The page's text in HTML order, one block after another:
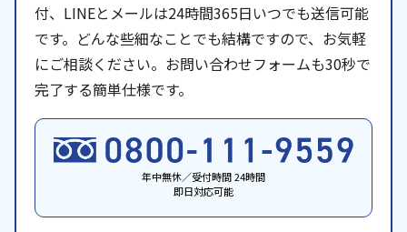
付、LINEとメールは24時間365日いつでも送信可能
です。どんな些細なことでも結構ですので、お気軽
にご相談ください。お問い合わせフォームも30秒で
完了する簡単仕様です。
年中無休／受付時間 24時間
即日対応可能